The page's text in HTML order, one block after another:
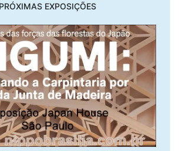
PRÓXIMAS EXPOSIÇÕES